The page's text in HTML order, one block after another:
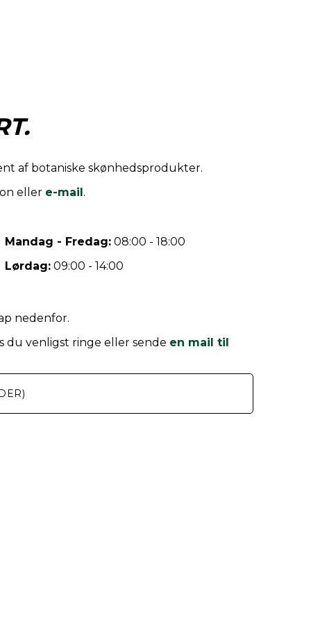
af botaniske skønhedsprodukter.
eller e-mail.
Mandag - Fredag: 08:00 - 18:00
Lørdag: 09:00 - 14:00
nedenfor.
du venligst ringe eller sende en mail til